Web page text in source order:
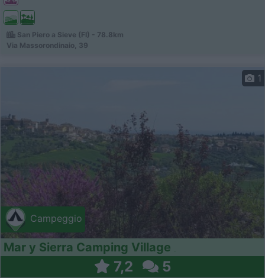
San Piero a Sieve (FI) - 78.8km
Via Massorondinaio, 39
Campeggio
1
Mar y Sierra Camping Village
7,2 5